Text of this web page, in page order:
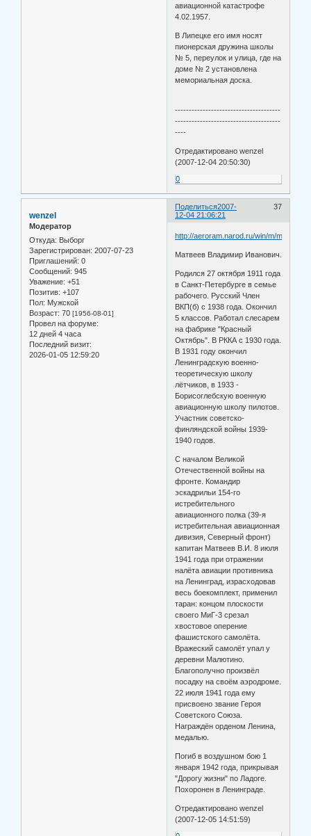
авиационной катастрофе
4.02.1957.
В Липецке его имя носят
пионерская дружина школы
№ 5, переулок и улица, где на
доме № 2 установлена
мемориальная доска.
--------------------------------------
--------------------------------------
----
Отредактировано wenzel
(2007-12-04 20:50:30)
0
Поделиться 37
2007-
12-04 21:06:21
wenzel
Модератор
Откуда: Выборг
Зарегистрирован: 2007-07-23
Приглашений: 0
Сообщений: 945
Уважение: +51
Позитив: +107
Пол: Мужской
Возраст: 70 [1956-08-01]
Провел на форуме:
12 дней 4 часа
Последний визит:
2026-01-05 12:59:20
http://aeroram.narod.ru/win/m/
Матвеев Владимир Иванович.
Родился 27 октября 1911 года
в Санкт-Петербурге в семье
рабочего. Русский Член
ВКП(б) с 1938 года. Окончил
5 классов. Работал слесарем
на фабрике "Красный
Октябрь". В РККА с 1930 года.
В 1931 году окончил
Ленинградскую военно-
теоретическую школу
лётчиков, в 1933 -
Борисоглебскую военную
авиационную школу пилотов.
Участник советско-
финляндской войны 1939-
1940 годов.
С началом Великой
Отечественной войны на
фронте. Командир
эскадрильи 154-го
истребительного
авиационного полка (39-я
истребительная авиационная
дивизия, Северный фронт)
капитан Матвеев В.И. 8 июля
1941 года при отражении
налёта авиации противника
на Ленинград, израсходовав
весь боекомплект, применил
таран: концом плоскости
своего МиГ-3 срезал
хвостовое оперение
фашистского самолёта.
Вражеский самолёт упал у
деревни Малютино.
Благополучно произвёл
посадку на своём аэродроме.
22 июля 1941 года ему
присвоено звание Героя
Советского Союза.
Награждён орденом Ленина,
медалью.
Погиб в воздушном бою 1
января 1942 года, прикрывая
"Дорогу жизни" по Ладоге.
Похоронен в Ленинграде.
Отредактировано wenzel
(2007-12-05 14:51:59)